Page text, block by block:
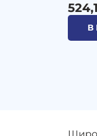
В